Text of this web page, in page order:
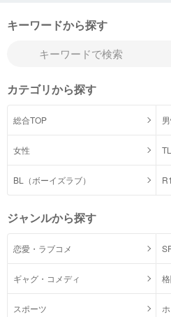
キーワードから探す
カテゴリから探す
総合TOP
女性
BL（ボーイズラブ）
ジャンルから探す
恋愛・ラブコメ
ギャグ・コメディ
スポーツ